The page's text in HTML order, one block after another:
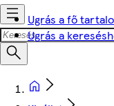
Ugrás a fő
Ugrás a